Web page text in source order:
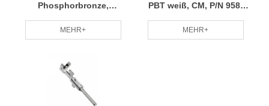
Phosphorbronze,
Leiterdurchmesser
28#-22# LHE P/N B2502-
MEHR+
PBT weiß, CM, P/N 958-
MEHR+